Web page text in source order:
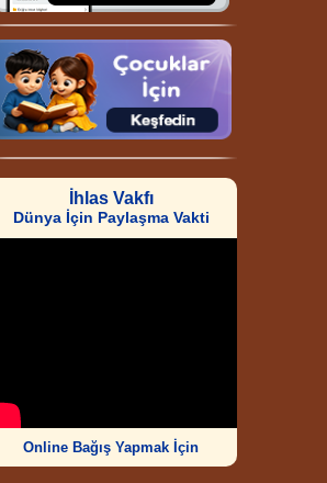
İhlas Vakfı
Dünya İçin Paylaşma Vakti
Online Bağış Yapmak İçin